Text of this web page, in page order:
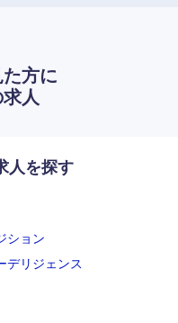
方に
人
人を探す
ション
デリジェンス